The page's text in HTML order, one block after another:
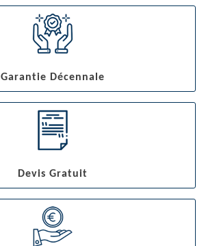
Garantie Décennale
Devis Gratuit